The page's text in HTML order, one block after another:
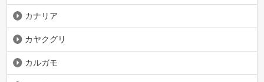
カナリア
カヤクグリ
カルガモ